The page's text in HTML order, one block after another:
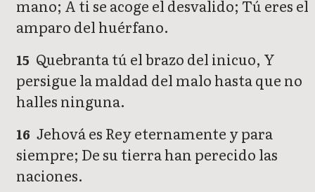
mano; A ti se acoge el desvalido; Tú eres el
amparo del huérfano.
15 Quebranta tú el brazo del inicuo, Y
persigue la maldad del malo hasta que no
halles ninguna.
16 Jehová es Rey eternamente y para
siempre; De su tierra han perecido las
naciones.